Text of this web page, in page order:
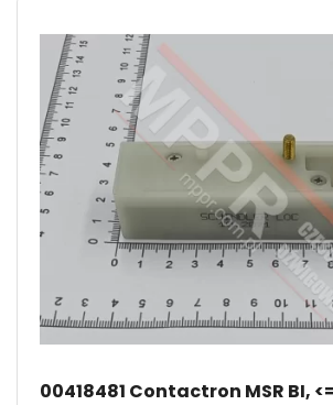
00418481 Contactron MSR BI,